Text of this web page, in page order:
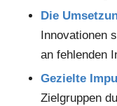
Die
Innovationen
an fehlenden
Gezielte
Zielgruppen